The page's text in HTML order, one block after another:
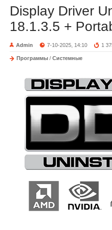
Display Driver
18.1.3.5 +
Admin 7-10-2025, 14:10 1
Программы / Системные